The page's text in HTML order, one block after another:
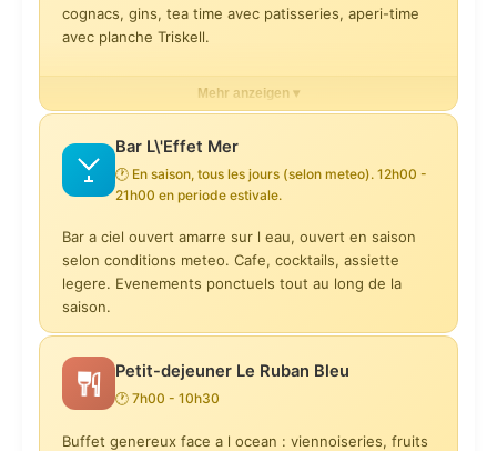
Tartelette de Homard, betterave, creme de coco aux epices
d\'endives a l\'huile de noisettes
22 €
Assiette de 6 huitres de la presqu\'ile de Rhuys
16 €
Assiette de 9 huitres de la presqu\'ile de Rhuys
19 €
Assiette de crevettes (12 pieces)
Quincy Domaine Philippe Portier 2024 (verre)
Saumur-Champigny Domaine Filliatreau Bio 2022 (verre)
12 €
Montagne Saint-Emilion Chateau Rocher Calon 2022 (verre)
Clarendelle Rose par Haut-Brion 2024 (verre)
8 €
Muscadet Sevre & Maine Clos des Orfeuilles Bio 2024 (75cl)
38 €
cognacs, gins, tea time avec patisseries, aperi-time
avec planche Triskell.
Formule Tea Time (boisson chaude + 3 patisseries)
Planche Triskell aperitive a partager (2 pers)
Cocktail Sur Mesure sans alcool
15 €
20 €
Cocktail Classique (Mojito, Americano, Caipirinha...)
Mehr anzeigen ▾
Bar L\'Effet Mer
🕐 En saison, tous les jours (selon meteo). 12h00 -
21h00 en periode estivale.
Bar a ciel ouvert amarre sur l eau, ouvert en saison
selon conditions meteo. Cafe, cocktails, assiette
legere. Evenements ponctuels tout au long de la
saison.
Petit-dejeuner Le Ruban Bleu
🕐 7h00 - 10h30
Buffet genereux face a l ocean : viennoiseries, fruits